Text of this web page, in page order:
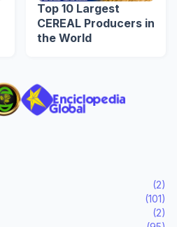
Top 10 Largest
CEREAL Producers in
the World
(2)
(101)
(2)